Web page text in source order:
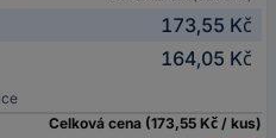
173,55 Kč
164,05 Kč
Celková cena (173,55 Kč / kus)